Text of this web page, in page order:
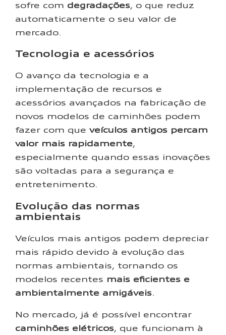
sofre com degradações , o que reduz
automaticamente o seu valor de
mercado.
Tecnologia e acessórios
O avanço da tecnologia e a
implementação de recursos e
acessórios avançados na fabricação de
novos modelos de caminhões podem
fazer com que veículos antigos percam
valor mais rapidamente,
especialmente quando essas inovações
são voltadas para a segurança e
entretenimento.
Evolução das normas
ambientais
Veículos mais antigos podem depreciar
mais rápido devido à evolução das
normas ambientais, tornando os
modelos recentes mais eficientes e
ambientalmente amigáveis
No mercado, já é possível encontrar
caminhões elétricos , que funcionam à